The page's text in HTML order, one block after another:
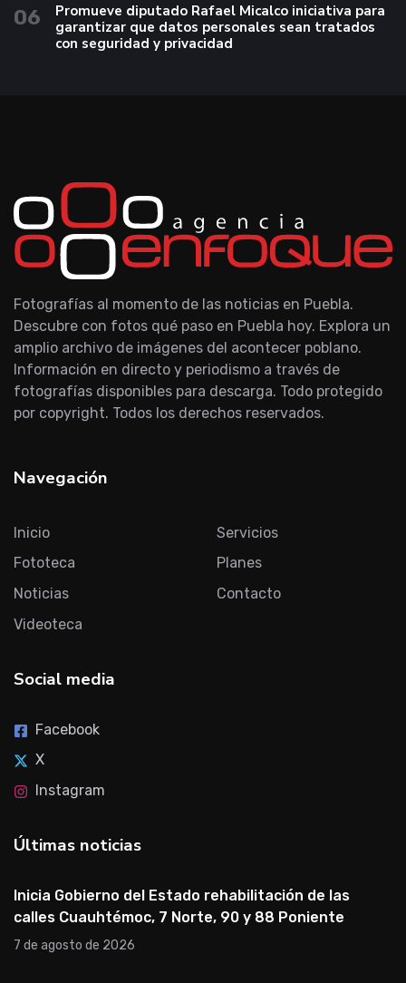
06
Promueve diputado Rafael Micalco iniciativa para
garantizar que datos personales sean tratados
con seguridad y privacidad
Fotografías al momento de las noticias en Puebla.
Descubre con fotos qué paso en Puebla hoy. Explora un
amplio archivo de imágenes del acontecer poblano.
Información en directo y periodismo a través de
fotografías disponibles para descarga. Todo protegido
por copyright. Todos los derechos reservados.
Navegación
Inicio
Fototeca
Noticias
Videoteca
Servicios
Planes
Contacto
Social media
Facebook
X
Instagram
Últimas noticias
Inicia Gobierno del Estado rehabilitación de las
calles Cuauhtémoc, 7 Norte, 90 y 88 Poniente
7 de agosto de 2026